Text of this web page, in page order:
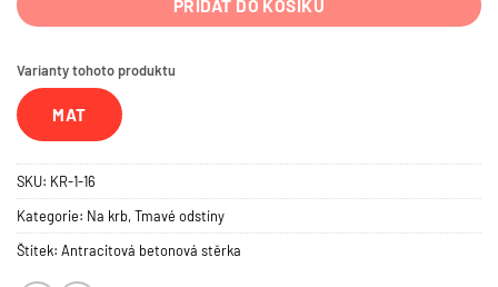
PŘIDAT DO KOŠÍKU
Varianty tohoto produktu
MAT
SKU: KR-1-16
Kategorie: Na krb,Tmavé odstíny
Štítek: Antracitová betonová stěrka